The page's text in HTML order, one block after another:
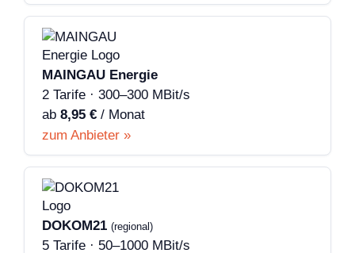
MAINGAU Energie
2 Tarife · 300–300 MBit/s
ab 8,95 € / Monat
zum Anbieter »
DOKOM21 (regional)
5 Tarife · 50–1000 MBit/s